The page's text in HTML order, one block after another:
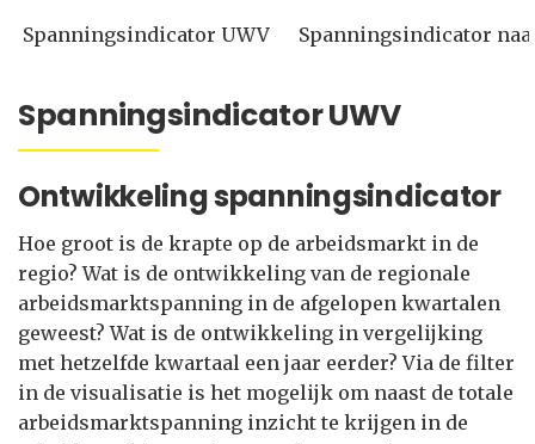
Spanningsindicator UWV Spanningsindicator
Spanningsindicator UWV
Ontwikkeling spanningsindicator
Hoe groot is de krapte op de arbeidsmarkt in de
regio? Wat is de ontwikkeling van de regionale
arbeidsmarktspanning in de afgelopen kwartalen
geweest? Wat is de ontwikkeling in vergelijking
met hetzelfde kwartaal een jaar eerder? Via de filter
in de visualisatie is het mogelijk om naast de totale
arbeidsmarktspanning inzicht te krijgen in de